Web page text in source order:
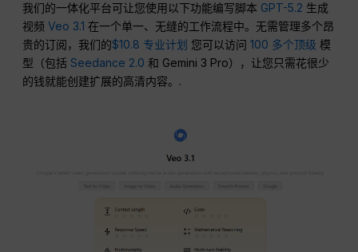
我们的一体化平台可让您使用以下功能编写脚本 GPT-5.2 生成
视频Veo 3.1 在一个单一、无缝的工作流程中。无需管理多个昂
贵的订阅，我们的$10.8 专业计划 您可以访问100 多个顶级 模
型（包括Seedance 2.0和 Gemini 3 Pro），让您只需花很少
的钱就能创建扩展的高清内容。.